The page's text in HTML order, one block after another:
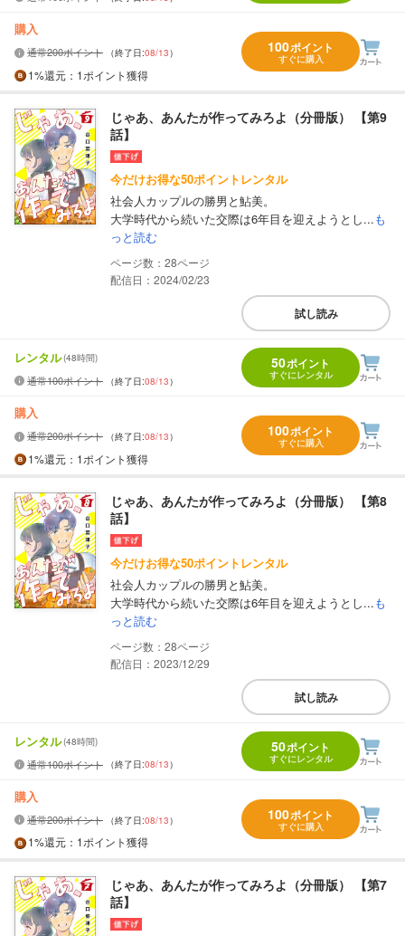
購入
通常200ポイント （終了日:08/13）
1%還元 ：1ポイント獲得
100ポイント
すぐに購入
じゃあ、あんたが作ってみろよ（分冊版） 【第9
話】
今だけお得な50ポイントレンタル
社会人カップルの勝男と鮎美。
大学時代から続いた交際は6年目を迎えようとし...も
っと読む
28
配信日：2024/02/23
試し読み
レンタル(48時間)
通常100ポイント （終了日:08/13）
50ポイント
すぐにレンタル
購入
通常200ポイント （終了日:08/13）
1%還元 ：1ポイント獲得
100ポイント
すぐに購入
じゃあ、あんたが作ってみろよ（分冊版） 【第8
話】
今だけお得な50ポイントレンタル
社会人カップルの勝男と鮎美。
大学時代から続いた交際は6年目を迎えようとし...も
っと読む
28
配信日：2023/12/29
試し読み
レンタル(48時間)
通常100ポイント （終了日:08/13）
50ポイント
すぐにレンタル
購入
通常200ポイント （終了日:08/13）
1%還元 ：1ポイント獲得
100ポイント
すぐに購入
じゃあ、あんたが作ってみろよ（分冊版） 【第7
話】